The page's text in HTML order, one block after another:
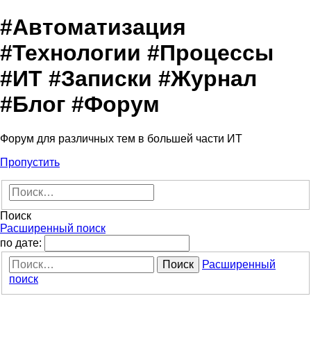
#Автоматизация
#Технологии #Процессы
#ИТ #Записки #Журнал
#Блог #Форум
Форум для различных тем в большей части ИТ
Пропустить
Поиск
Расширенный поиск
по дате:
Поиск
Расширенный
поиск